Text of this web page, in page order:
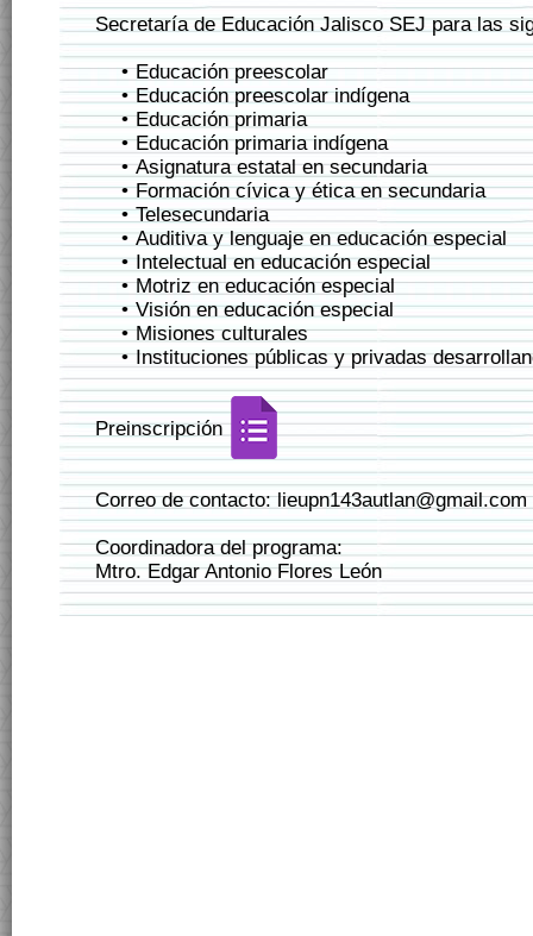
Secretaría de Educación Jalisco SEJ para las
Educación preescolar
Educación preescolar indígena
Educación primaria
Educación primaria indígena
Asignatura estatal en secundaria
Formación cívica y ética en secundaria
Telesecundaria
Auditiva y lenguaje en educación especial
Intelectual en educación especial
Motriz en educación especial
Visión en educación especial
Misiones culturales
Instituciones públicas y privadas
Preinscripción
Correo de contacto: lieupn143autlan@gmail.com
Coordinadora del programa:
Mtro. Edgar Antonio Flores León